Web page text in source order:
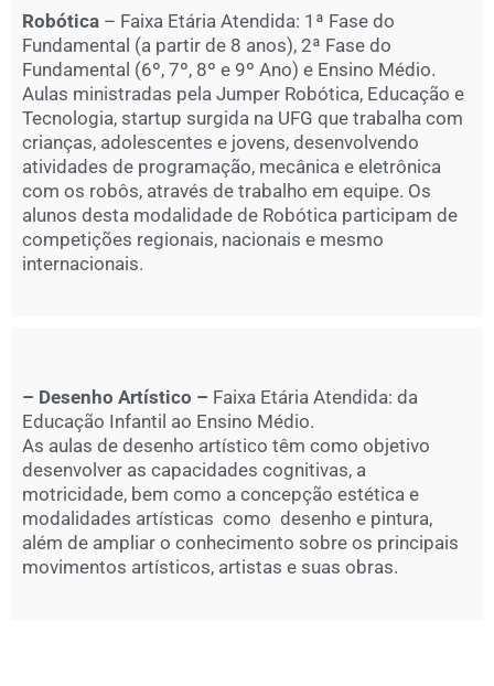
Robótica – Faixa Etária Atendida: 1ª Fase do
Fundamental (a partir de 8 anos), 2ª Fase do
Fundamental (6º, 7º, 8º e 9º Ano) e Ensino Médio.
Aulas ministradas pela Jumper Robótica, Educação e
Tecnologia, startup surgida na UFG que trabalha com
crianças, adolescentes e jovens, desenvolvendo
atividades de programação, mecânica e eletrônica
com os robôs, através de trabalho em equipe. Os
alunos desta modalidade de Robótica participam de
competições regionais, nacionais e mesmo
internacionais.
– Desenho Artístico – Faixa Etária Atendida: da
Educação Infantil ao Ensino Médio.
As aulas de desenho artístico têm como objetivo
desenvolver as capacidades cognitivas, a
motricidade, bem como a concepção estética e
modalidades artísticas como desenho e pintura,
além de ampliar o conhecimento sobre os principais
movimentos artísticos, artistas e suas obras.